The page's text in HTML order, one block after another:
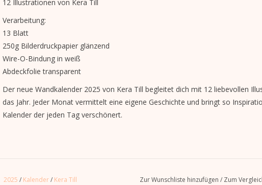
12 Illustrationen von Kera Till
Verarbeitung:
13 Blatt
250g Bilderdruckpapier glänzend
Wire-O-Bindung in weiß
Abdeckfolie transparent
Der neue Wandkalender 2025 von Kera Till begleitet dich mit 12 liebevollen
das Jahr. Jeder Monat vermittelt eine eigene Geschichte und bringt so
Kalender der jeden Tag verschönert.
2025 / Kalender/ Kera Till Zur Wunschliste hinzufügen / Zum